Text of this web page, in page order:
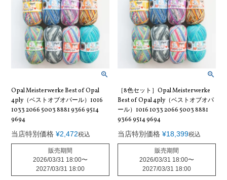
Opal Meisterwerke Best of Opal
4ply（ベストオブオパール）1016
1033 2066 5003 8881 9366 9514
9694
当店特別価格 ¥2,472税込
販売期間
2026/03/31 18:00〜
2027/03/31 18:00
［8色セット］Opal Meisterwerke
Best of Opal 4ply（ベストオブオパ
ール）1016 1033 2066 5003 8881
9366 9514 9694
当店特別価格 ¥18,399税込
販売期間
2026/03/31 18:00〜
2027/03/31 18:00